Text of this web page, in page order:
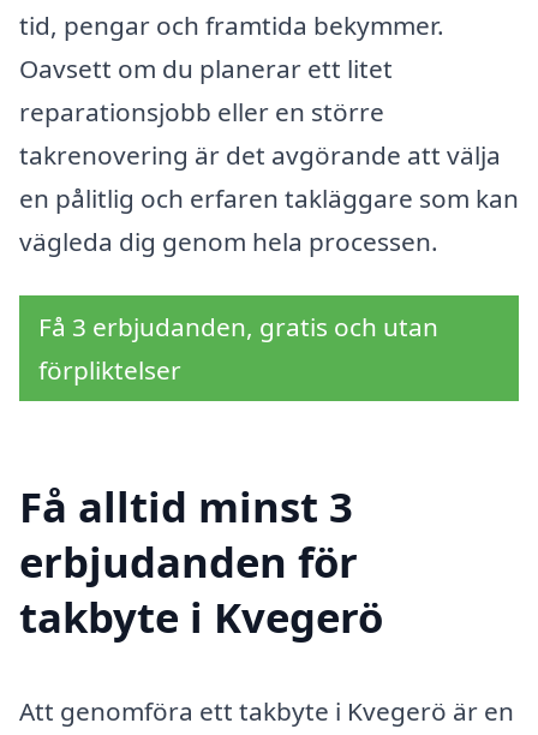
tid, pengar och framtida bekymmer.
Oavsett om du planerar ett litet
reparationsjobb eller en större
takrenovering är det avgörande att välja
en pålitlig och erfaren takläggare som kan
vägleda dig genom hela processen.
Få 3 erbjudanden, gratis och utan
förpliktelser
Få alltid minst 3
erbjudanden för
takbyte i Kvegerö
Att genomföra ett takbyte i Kvegerö är en